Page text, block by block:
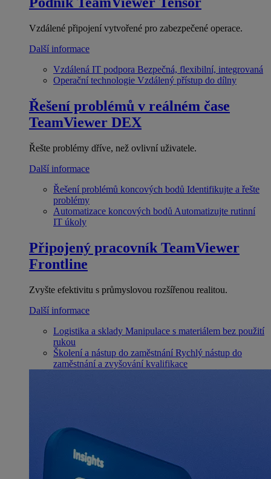
Vzdálené připojení vytvořené pro zabezpečené operace.
Další informace
Vzdálená IT podpora Bezpečná, flexibilní, integrovaná
Operační technologie Vzdálený přístup do dílny
Řešení problémů v reálném čase
TeamViewer DEX
Řešte problémy dříve, než ovlivní uživatele.
Další informace
Řešení problémů koncových bodů Identifikujte a řešte
problémy
Automatizace koncových bodů Automatizujte rutinní
IT úkoly
Připojený pracovník TeamViewer
Frontline
Zvyšte efektivitu s průmyslovou rozšířenou realitou.
Další informace
Logistika a sklady Manipulace s materiálem bez použití
rukou
Školení a nástup do zaměstnání Rychlý nástup do
zaměstnání a zvyšování kvalifikace